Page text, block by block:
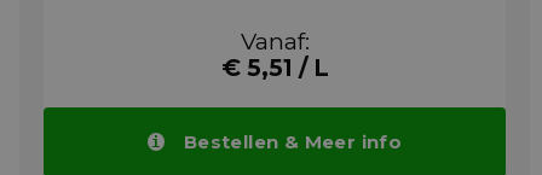
met circulatie- of spatsmering, die werken bij
olietemperaturen tot 100ºC en pieken
Vanaf:
€ 5,51 / L
Bestellen & Meer info